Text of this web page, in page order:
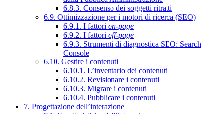
6.8.3. Consenso dei soggetti ritratti
6.9. Ottimizzazione per i motori di ricerca (SEO)
6.9.1. I fattori on-page
6.9.2. I fattori off-page
6.9.3. Strumenti di diagnostica SEO: Search
Console
6.10. Gestire i contenuti
6.10.1. L’inventario dei contenuti
6.10.2. Revisionare i contenuti
6.10.3. Migrare i contenuti
6.10.4. Pubblicare i contenuti
7. Progettazione dell’interazione